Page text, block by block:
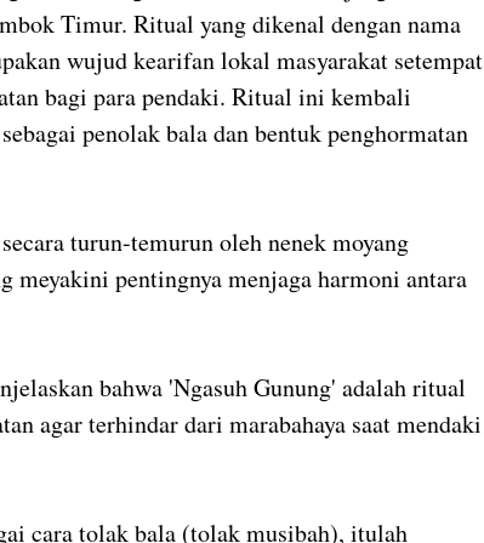
Timur. Ritual yang dikenal dengan nama
wujud kearifan lokal masyarakat setempat
bagi para pendaki. Ritual ini kembali
penolak bala dan bentuk penghormatan
turun-temurun oleh nenek moyang
meyakini pentingnya menjaga harmoni antara
bahwa 'Ngasuh Gunung' adalah ritual
agar terhindar dari marabahaya saat mendaki
cara tolak bala (tolak musibah), itulah